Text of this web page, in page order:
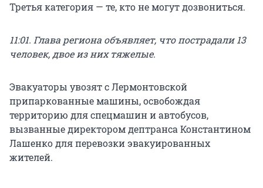
Третья категория — те, кто не могут дозвониться.
11:01. Глава региона объявляет, что пострадали 13
человек, двое из них тяжелые.
Эвакуаторы увозят с Лермонтовской
припаркованные машины, освобождая
территорию для спецмашин и автобусов,
вызванные директором дептранса Константином
Лашенко для перевозки эвакуированных
жителей.